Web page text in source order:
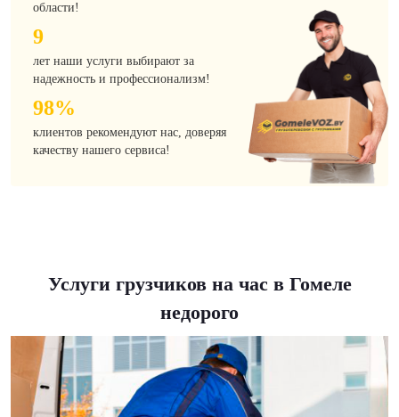
области!
9
лет наши услуги выбирают за
надежность и профессионализм!
98%
клиентов рекомендуют нас, доверяя
качеству нашего сервиса!
Услуги грузчиков на час в Гомеле
недорого